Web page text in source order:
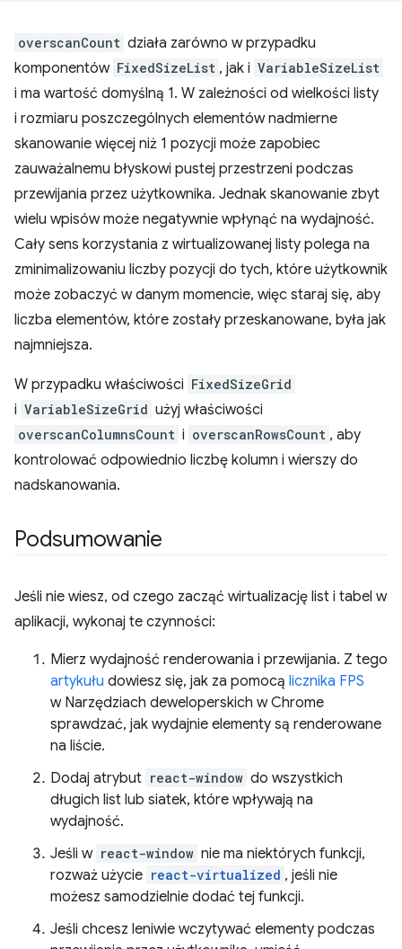
overscanCount działa zarówno w przypadku
komponentów FixedSizeList , jak i VariableSizeList
i ma wartość domyślną 1. W zależności od wielkości listy
i rozmiaru poszczególnych elementów nadmierne
skanowanie więcej niż 1 pozycji może zapobiec
zauważalnemu błyskowi pustej przestrzeni podczas
przewijania przez użytkownika. Jednak skanowanie zbyt
wielu wpisów może negatywnie wpłynąć na wydajność.
Cały sens korzystania z wirtualizowanej listy polega na
zminimalizowaniu liczby pozycji do tych, które użytkownik
może zobaczyć w danym momencie, więc staraj się, aby
liczba elementów, które zostały przeskanowane, była jak
najmniejsza.
W przypadku właściwości FixedSizeGrid
i VariableSizeGrid użyj właściwości
overscanColumnsCount i overscanRowsCount , aby
kontrolować odpowiednio liczbę kolumn i wierszy do
nadskanowania.
Podsumowanie
Jeśli nie wiesz, od czego zacząć wirtualizację list i tabel w
aplikacji, wykonaj te czynności:
Mierz wydajność renderowania i przewijania. Z tego
artykułu dowiesz się, jak za pomocą licznika FPS
w Narzędziach deweloperskich w Chrome
sprawdzać, jak wydajnie elementy są renderowane
na liście.
Dodaj atrybut react-window do wszystkich
długich list lub siatek, które wpływają na
wydajność.
Jeśli w react-window nie ma niektórych funkcji,
rozważ użycie react-virtualized , jeśli nie
możesz samodzielnie dodać tej funkcji.
Jeśli chcesz leniwie wczytywać elementy podczas